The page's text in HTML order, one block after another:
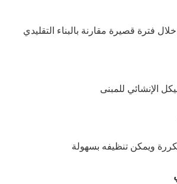
فترة قصيرة مقارنة بالبناء التقليدي
الإنشائي للمبنى
ويمكن تنظيفه بسهولة